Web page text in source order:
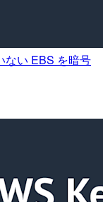
ない EBS を暗号